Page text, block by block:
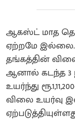
ஆகஸ்ட் மாத
ஏற்றமே இல்லை.
தங்கத்தின் விலை
ஆனால் கடந்த 3
உயர்ந்து
விலை உயர்வு